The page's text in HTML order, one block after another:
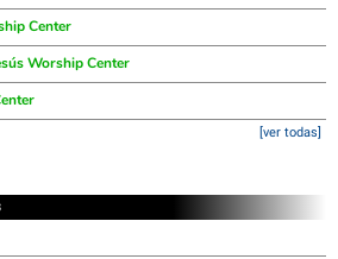
Center
Worship Center
[ver todas]